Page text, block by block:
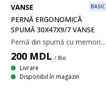
VANSE BASIC
PERNĂ ERGONOMICĂ
SPUMĂ 30X47X9/7 VANSE
Pernă din spumă cu memorie AIR ce înlătură tensiunea musculară, care se mulează perfect pe conturul gâtului și al umerilor. Țesătură din 100% poliester, lavabilă la 40°C. Incl. pungă pentru depozitare. 30x47x9/7 cm
200 MDL / Buc
Livrare
Disponibil în magazin